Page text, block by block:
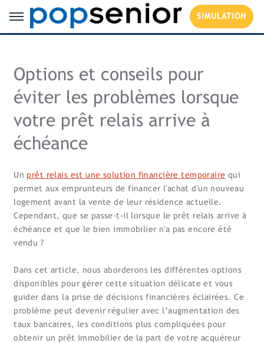
SIMULATION
Options et conseils pour
éviter les problèmes lorsque
votre prêt relais arrive à
échéance
Un prêt relais est une solution financière temporaire qui
permet aux emprunteurs de financer l'achat d'un nouveau
logement avant la vente de leur résidence actuelle.
Cependant, que se passe-t-il lorsque le prêt relais arrive à
échéance et que le bien immobilier n'a pas encore été
vendu ?
Dans cet article, nous aborderons les différentes options
disponibles pour gérer cette situation délicate et vous
guider dans la prise de décisions financières éclairées. Ce
problème peut devenir régulier avec l’augmentation des
taux bancaires, les conditions plus compliquées pour
obtenir un prêt immobilier de la part de votre acquéreur